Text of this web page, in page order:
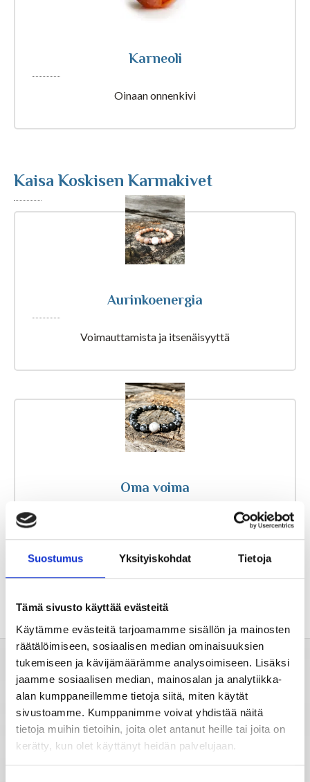
Suostumus Yksityiskohdat Tietoja
Tämä sivusto käyttää evästeitä
Käytämme evästeitä tarjoamamme sisällön ja mainosten
räätälöimiseen, sosiaalisen median ominaisuuksien
tukemiseen ja kävijämäärämme analysoimiseen. Lisäksi
jaamme sosiaalisen median, mainosalan ja analytiikka-
alan kumppaneillemme tietoja siitä, miten käytät
sivustoamme. Kumppanimme voivat yhdistää näitä
tietoja muihin tietoihin, joita olet antanut heille tai joita on
kerätty, kun olet käyttänyt heidän palvelujaan.
Ennustus
Itsensä kehittäminen
Kaukoparannus
Tähtimerkit
Unien tulkinta
Unientulkintasanasto
Karneoli
Oinaan onnenkivi
Kaisa Koskisen Karmakivet
Aurinkoenergia
Voimauttamista ja itsenäisyyttä
Oma voima
Valitse horoskooppi
Viikkohoroskooppi
Kuukausihoroskooppi